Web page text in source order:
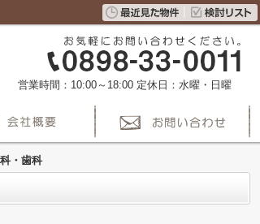
営業時間：10:00～18:00 定休日：水曜・日曜
・歯科